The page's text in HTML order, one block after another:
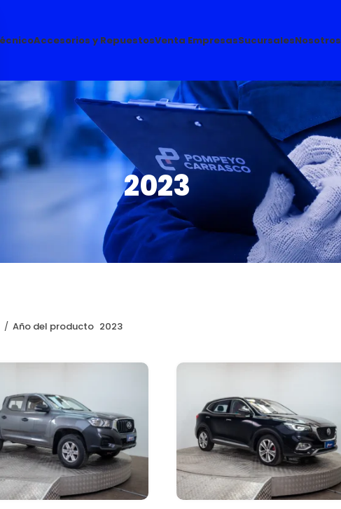
Accesorios y RepuestosVenta EmpresasSucursalesNosotros
2023
Año del producto 2023